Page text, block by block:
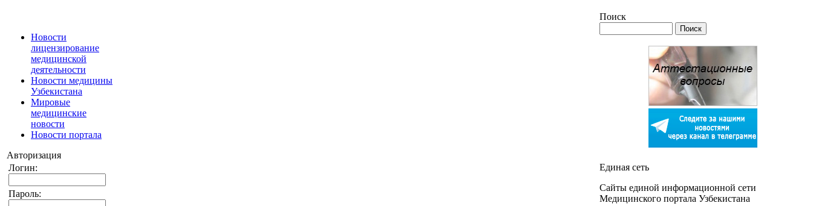
Новости
лицензирование
медицинской
деятельности
Новости медицины
Узбекистана
Мировые
медицинские
новости
Новости портала
Авторизация
Логин:
Пароль:
Поиск
Единая сеть
Сайты единой информационной сети
Медицинского портала Узбекистана